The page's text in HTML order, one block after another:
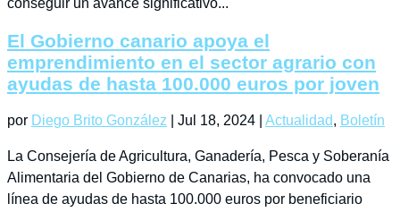
de soluciones digitales disponibles en el mercado para
conseguir un avance significativo...
El Gobierno canario apoya el
emprendimiento en el sector agrario con
ayudas de hasta 100.000 euros por joven
porDiego Brito González Jul 18, 2024 Actualidad Boletín
La Consejería de Agricultura, Ganadería, Pesca y Soberanía
Alimentaria del Gobierno de Canarias, ha convocado una